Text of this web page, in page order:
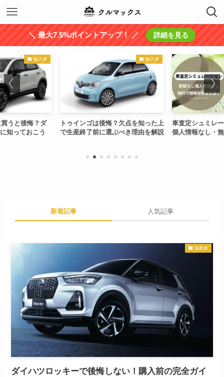
＼ 最大7.5%ポイントアップ！ ／ 詳細を見る
輸入車
うと後悔？ダ
知っておこう
輸入車
トゥインゴは後悔？欠点を知った上
で生産終了前に選ぶべき理由を解説
車査定シュミレ
個人情報なし・
新着記事 人気記事
国産車
ダイハツロッキーで後悔しない！購入前の完全ガイ